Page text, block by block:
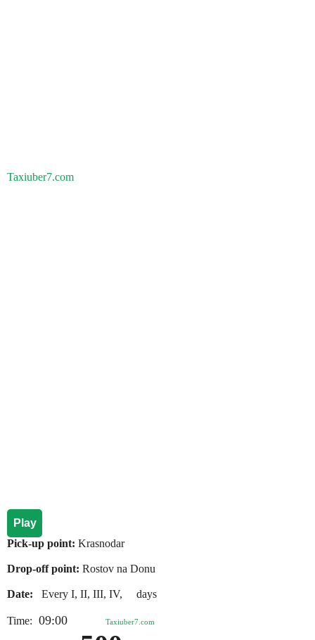
Taxiuber7.com
Play
Pick-up point: Krasnodar
Drop-off point: Rostov na Donu
Date: Every I, II, III, IV, days
Time: 09:00 Taxiuber7.com